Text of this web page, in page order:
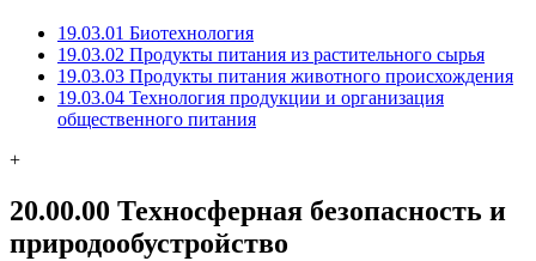
19.03.01 Биотехнология
19.03.02 Продукты питания из растительного сырья
19.03.03 Продукты питания животного происхождения
19.03.04 Технология продукции и организация
общественного питания
+
20.00.00 Техносферная безопасность и
природообустройство